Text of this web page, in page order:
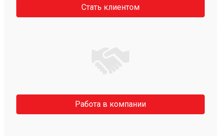
Стать клиентом
Работа в компании